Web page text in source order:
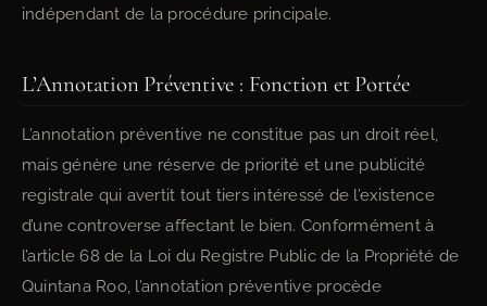
indépendant de la procédure principale.
L’Annotation Préventive : Fonction et Portée
L’annotation préventive ne constitue pas un droit réel,
mais génère une réserve de priorité et une publicité
registrale qui avertit tout tiers intéressé de l’existence
d’une controverse affectant le bien. Conformément à
l’article 68 de la Loi du Registre Public de la Propriété de
Quintana Roo, l’annotation préventive procède